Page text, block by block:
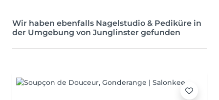
Wir haben ebenfalls Nagelstudio & Pediküre in
der Umgebung von Junglinster gefunden